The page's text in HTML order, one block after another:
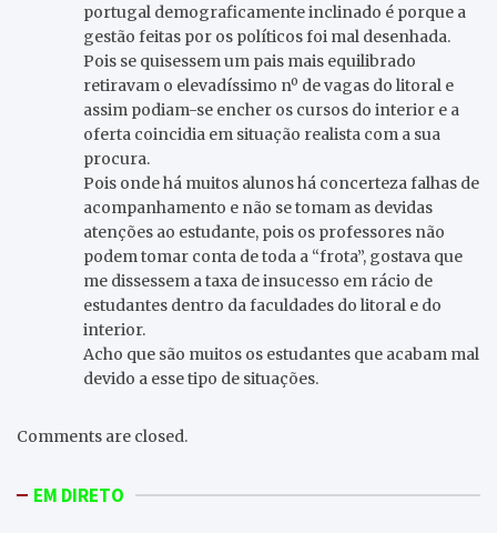
portugal demograficamente inclinado é porque a
gestão feitas por os políticos foi mal desenhada.
Pois se quisessem um pais mais equilibrado
retiravam o elevadíssimo nº de vagas do litoral e
assim podiam-se encher os cursos do interior e a
oferta coincidia em situação realista com a sua
procura.
Pois onde há muitos alunos há concerteza falhas de
acompanhamento e não se tomam as devidas
atenções ao estudante, pois os professores não
podem tomar conta de toda a “frota”, gostava que
me dissessem a taxa de insucesso em rácio de
estudantes dentro da faculdades do litoral e do
interior.
Acho que são muitos os estudantes que acabam mal
devido a esse tipo de situações.
Comments are closed.
EM DIRETO